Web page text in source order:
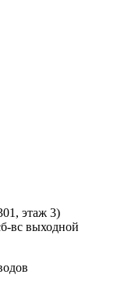
этаж 3)
вс выходной